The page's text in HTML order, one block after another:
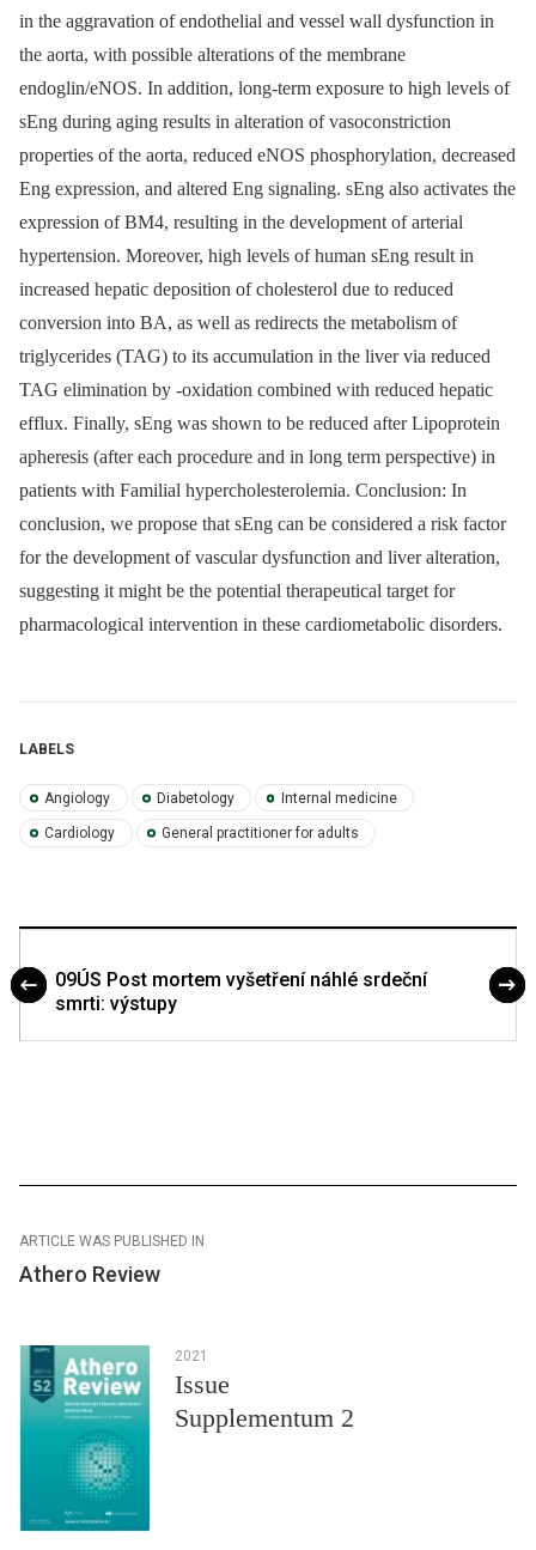
in the aggravation of endothelial and vessel wall dysfunction in
the aorta, with possible alterations of the membrane
endoglin/eNOS. In addition, long-term exposure to high levels of
sEng during aging results in alteration of vasoconstriction
properties of the aorta, reduced eNOS phosphorylation, decreased
Eng expression, and altered Eng signaling. sEng also activates the
expression of BM4, resulting in the development of arterial
hypertension. Moreover, high levels of human sEng result in
increased hepatic deposition of cholesterol due to reduced
conversion into BA, as well as redirects the metabolism of
triglycerides (TAG) to its accumulation in the liver via reduced
TAG elimination by -oxidation combined with reduced hepatic
efflux. Finally, sEng was shown to be reduced after Lipoprotein
apheresis (after each procedure and in long term perspective) in
patients with Familial hypercholesterolemia. Conclusion: In
conclusion, we propose that sEng can be considered a risk factor
for the development of vascular dysfunction and liver alteration,
suggesting it might be the potential therapeutical target for
pharmacological intervention in these cardiometabolic disorders.
LABELS
Angiology Diabetology Internal medicine
Cardiology General practitioner for adults
09ÚS Post mortem vyšetření náhlé srdeční
smrti: výstupy
ARTICLE WAS PUBLISHED IN
Athero Review
2021
Issue
Supplementum 2